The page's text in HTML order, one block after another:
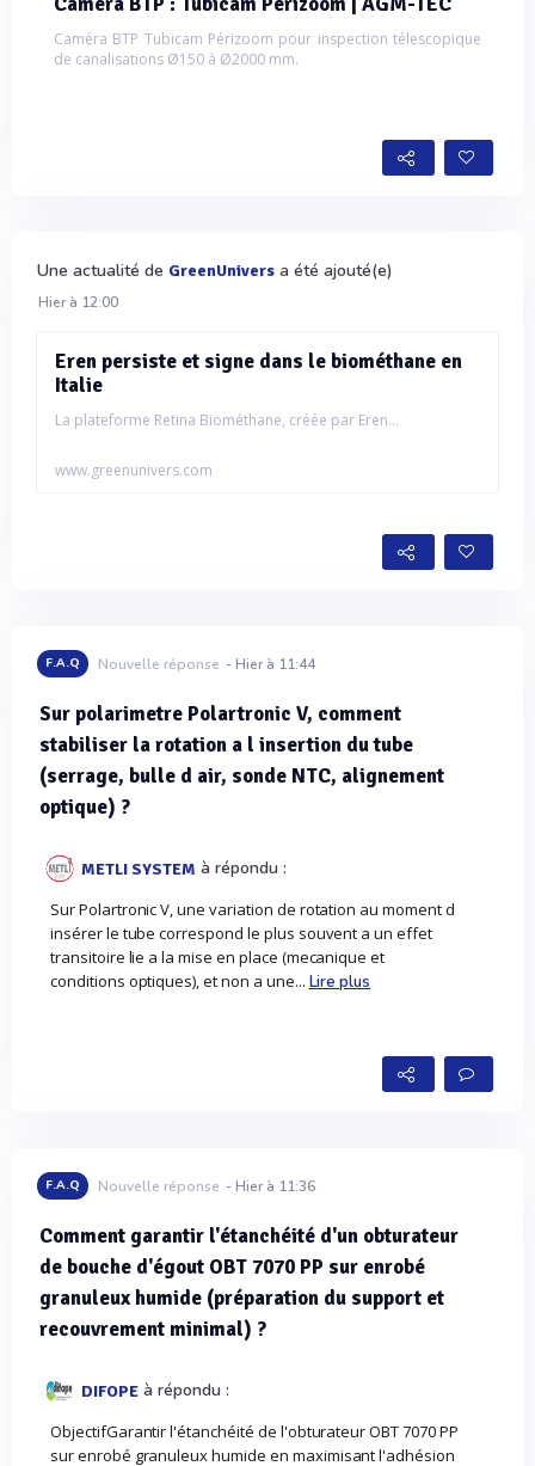
Caméra BTP Tubicam Périzoom pour inspection télescopique
de canalisations Ø150 à Ø2000 mm.
Une actualité de GreenUnivers a été ajouté(e)
Hier à 12:00
Eren persiste et signe dans le biométhane en
Italie
La plateforme Retina Biométhane, créée par Eren...
www.greenunivers.com
F.A.Q Nouvelle réponse - Hier à 11:44
Sur polarimetre Polartronic V, comment
stabiliser la rotation a l insertion du tube
(serrage, bulle d air, sonde NTC, alignement
optique) ?
METLI SYSTEM à répondu :
Sur Polartronic V, une variation de rotation au moment d
insérer le tube correspond le plus souvent a un effet
transitoire lie a la mise en place (mecanique et
conditions optiques), et non a une... Lire plus
F.A.Q Nouvelle réponse - Hier à 11:36
Comment garantir l'étanchéité d'un obturateur
de bouche d'égout OBT 7070 PP sur enrobé
granuleux humide (préparation du support et
recouvrement minimal) ?
DIFOPE à répondu :
ObjectifGarantir l'étanchéité de l'obturateur OBT 7070 PP
sur enrobé granuleux humide en maximisant l'adhésion